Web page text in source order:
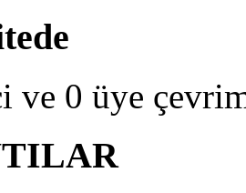
ve 0 üye